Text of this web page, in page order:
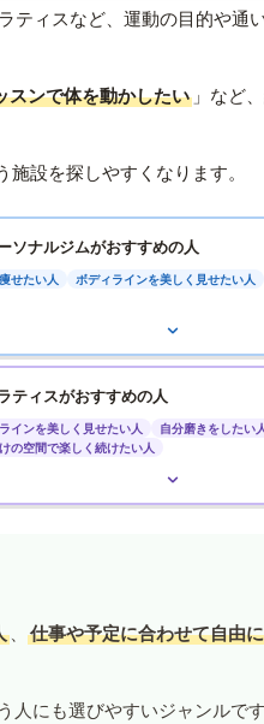
ティスなど、運動の目的や通
スンで体を動かしたい 」など
設を探しやすくなります。
ソナルジムがおすすめの人
せたい人 ボディラインを美しく見せたい人
ティスがおすすめの人
インを美しく見せたい人
自分磨きをしたい
の空間で楽しく続けたい人
、 仕事や予定に合わせて自由
人にも選びやすいジャンルです